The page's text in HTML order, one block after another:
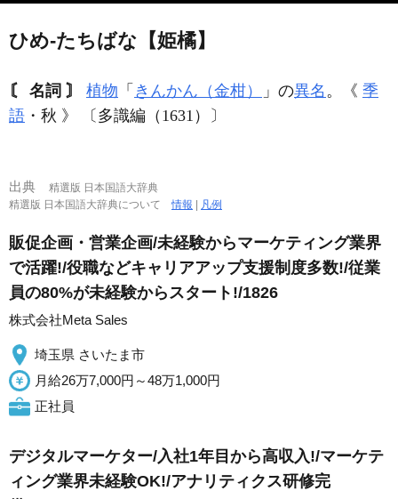
ひめ‐たちばな【姫橘】
〘 名詞 〙 植物 「 きんかん（金柑） 」の異名 。《 季
語 ・秋 》 〔多識編（1631）〕
出典
精選版 日本国語大辞典
精選版 日本国語大辞典について情報 | 凡例
販促企画・営業企画/未経験からマーケティング業界
で活躍!/役職などキャリアアップ支援制度多数!/従業
員の80%が未経験からスタート!/1826
株式会社Meta Sales
埼玉県 さいたま市
月給26万7,000円～48万1,000円
正社員
デジタルマーケター/入社1年目から高収入!/マーケテ
ィング業界未経験OK!/アナリティクス研修完